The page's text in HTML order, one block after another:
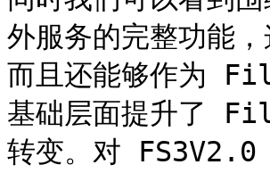
外服务的完整功能
而且还能够作为
基础层面提升了
转变。对 FS3V2.0